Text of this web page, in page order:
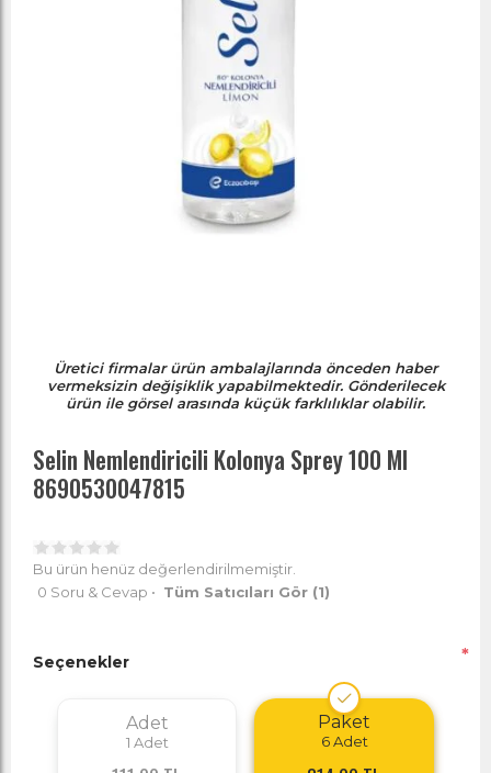
Üretici firmalar ürün ambalajlarında önceden haber
vermeksizin değişiklik yapabilmektedir. Gönderilecek
ürün ile görsel arasında küçük farklılıklar olabilir.
Selin Nemlendiricili Kolonya Sprey 100 Ml
8690530047815
Bu ürün henüz değerlendirilmemiştir.
0 Soru & Cevap • Tüm Satıcıları Gör (1)
Seçenekler *
Adet
1 Adet
Paket
6 Adet